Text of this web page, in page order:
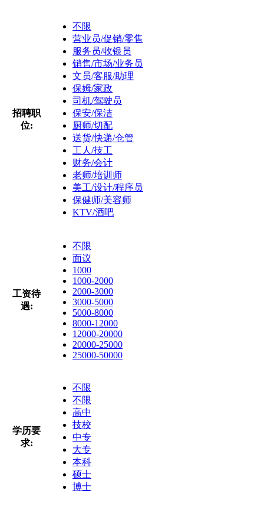
招聘职
位:
不限
营业员/促销/零售
服务员/收银员
销售/市场/业务员
文员/客服/助理
保姆/家政
司机/驾驶员
保安/保洁
厨师/切配
送货/快递/仓管
工人/技工
财务/会计
老师/培训师
美工/设计/程序员
保健师/美容师
KTV/酒吧
工资待
遇:
不限
面议
1000
1000-2000
2000-3000
3000-5000
5000-8000
8000-12000
12000-20000
20000-25000
25000-50000
学历要
求:
不限
不限
高中
技校
中专
大专
本科
硕士
博士